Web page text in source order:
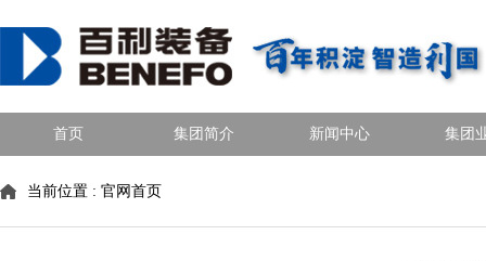
首页 集团简介 新闻中心 集团
当前位置 : 官网首页